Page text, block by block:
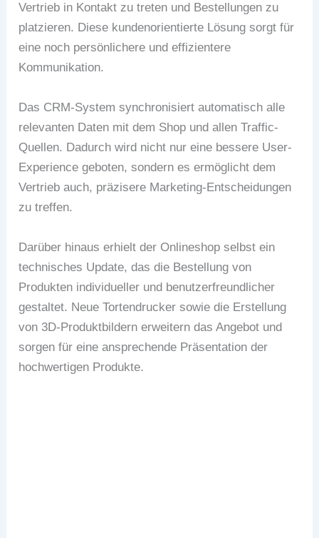
Vertrieb in Kontakt zu treten und Bestellungen zu
platzieren. Diese kundenorientierte Lösung sorgt für
eine noch persönlichere und effizientere
Kommunikation.
Das CRM-System synchronisiert automatisch alle
relevanten Daten mit dem Shop und allen Traffic-
Quellen. Dadurch wird nicht nur eine bessere User-
Experience geboten, sondern es ermöglicht dem
Vertrieb auch, präzisere Marketing-Entscheidungen
zu treffen.
Darüber hinaus erhielt der Onlineshop selbst ein
technisches Update, das die Bestellung von
Produkten individueller und benutzerfreundlicher
gestaltet. Neue Tortendrucker sowie die Erstellung
von 3D-Produktbildern erweitern das Angebot und
sorgen für eine ansprechende Präsentation der
hochwertigen Produkte.